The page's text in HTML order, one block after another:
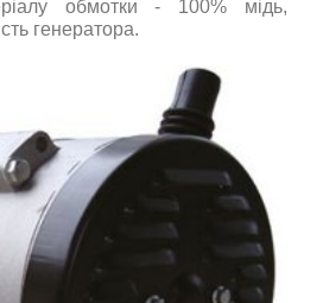
обмотки - 100% мідь,
генератора.